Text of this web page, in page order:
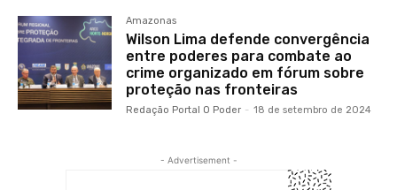
Amazonas
Wilson Lima defende convergência
entre poderes para combate ao
crime organizado em fórum sobre
proteção nas fronteiras
Redação Portal O Poder - 18 de setembro de 2024
- Advertisement -